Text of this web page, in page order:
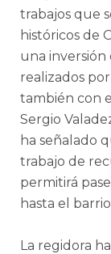
trabajos que
históricos de
una inversión
realizados
también con
Sergio
ha señalado
trabajo de
permitirá
hasta el
La regidora